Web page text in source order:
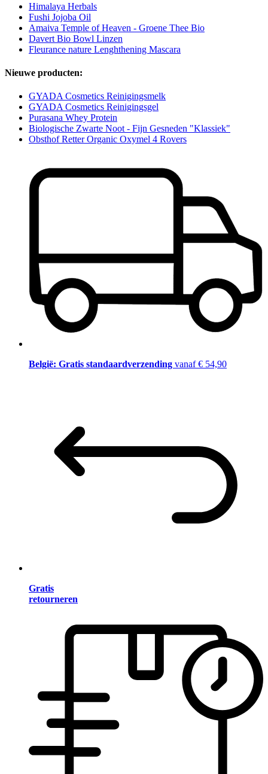
Himalaya Herbals
Fushi Jojoba Oil
Amaiva Temple of Heaven - Groene Thee Bio
Davert Bio Bowl Linzen
Fleurance nature Lenghthening Mascara
Nieuwe producten:
GYADA Cosmetics Reinigingsmelk
GYADA Cosmetics Reinigingsgel
Purasana Whey Protein
Biologische Zwarte Noot - Fijn Gesneden "Klassiek"
Obsthof Retter Organic Oxymel 4 Rovers
België: Gratis standaardverzending vanaf € 54,90
Gratis
retourneren